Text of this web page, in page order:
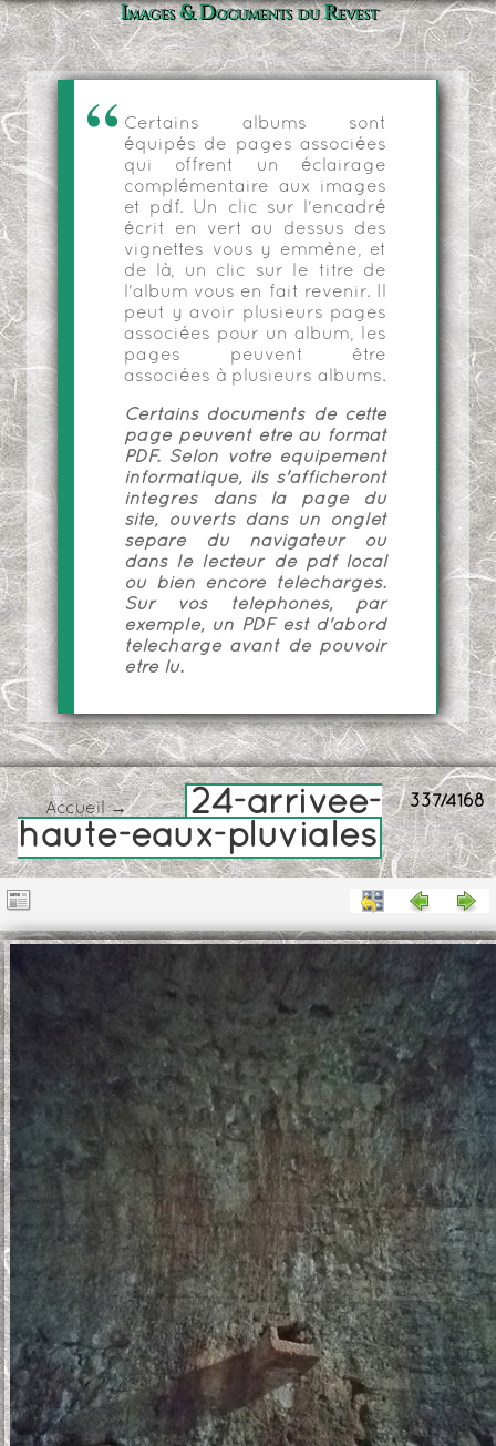
Images & Documents du Revest
Certains albums sont
équipés de pages associées
qui offrent un éclairage
complémentaire aux images
et pdf. Un clic sur l'encadré
écrit en vert au dessus des
vignettes vous y emmène, et
de là, un clic sur le titre de
l'album vous en fait revenir. Il
peut y avoir plusieurs pages
associées pour un album, les
pages peuvent être
associées à plusieurs albums.
Certains documents de cette
page peuvent être au format
PDF. Selon votre équipement
informatique, ils s'afficheront
intégrés dans la page du
site, ouverts dans un onglet
séparé du navigateur ou
dans le lecteur de pdf local
ou bien encore téléchargés.
Sur vos téléphones, par
exemple, un PDF est d'abord
téléchargé avant de pouvoir
être lu.
337/4168
Accueil→
24-arrivee-
haute-eaux-pluviales